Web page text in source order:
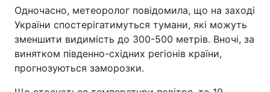
Одночасно, метеоролог повідомила, що на заході
України спостерігатимуться тумани, які можуть
зменшити видимість до 300-500 метрів. Вночі, за
винятком південно-східних регіонів країни,
прогнозуються заморозки.